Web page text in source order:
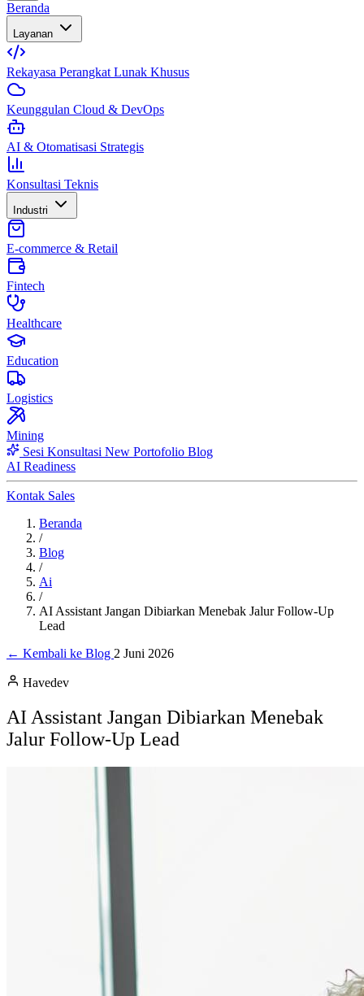
Beranda
Layanan
Rekayasa Perangkat Lunak Khusus
Keunggulan Cloud & DevOps
AI & Otomatisasi Strategis
Konsultasi Teknis
Industri
E-commerce & Retail
Fintech
Healthcare
Education
Logistics
Mining
Sesi Konsultasi New Portofolio Blog
AI Readiness
Kontak Sales
Beranda
/
Blog
/
Ai
/
AI Assistant Jangan Dibiarkan Menebak Jalur Follow-Up
Lead
← Kembali ke Blog 2 Juni 2026
Havedev
AI Assistant Jangan Dibiarkan Menebak
Jalur Follow-Up Lead